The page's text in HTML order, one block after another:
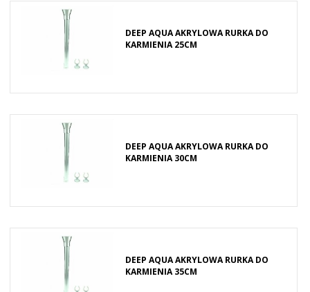
DEEP AQUA AKRYLOWA RURKA DO
KARMIENIA 25CM
DEEP AQUA AKRYLOWA RURKA DO
KARMIENIA 30CM
DEEP AQUA AKRYLOWA RURKA DO
KARMIENIA 35CM